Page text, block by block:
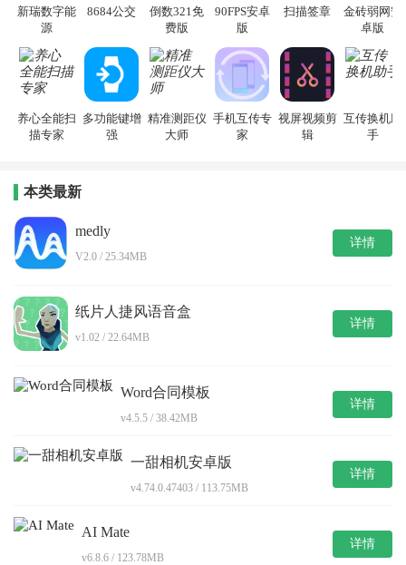
新瑞数字能
源
8684公交
倒数321免
费版
90FPS安卓
版
扫描签章
金砖弱网安
卓版
养心全能扫
描专家
多功能键增
强
精准测距仪
大师
手机互传专
家
视屏视频剪
辑
互传换机助
手
本类最新
medly
V2.0 / 25.34MB
详情
纸片人捷风语音盒
v1.02 / 22.64MB
详情
Word合同模板
v4.5.5 / 38.42MB
详情
一甜相机安卓版
v4.74.0.47403 / 113.75MB
详情
AI Mate
v6.8.6 / 123.78MB
详情